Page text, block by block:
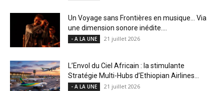
Un Voyage sans Frontières en musique… Via
une dimension sonore inédite....
- A LA UNE 21 juillet 2026
L’Envol du Ciel Africain : la stimulante
Stratégie Multi-Hubs d’Ethiopian Airlines...
- A LA UNE 21 juillet 2026